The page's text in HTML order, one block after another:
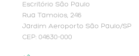
Escritório São Paulo
Rua Tamoios, 246
Jardim Aeroporto São Paulo/SP
CEP: 04630-000